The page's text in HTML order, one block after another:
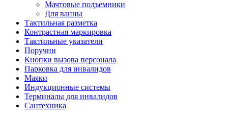
Мачтовые подъемники
Для ванны
Тактильная разметка
Контрастная маркировка
Тактильные указатели
Поручни
Кнопки вызова персонала
Парковка для инвалидов
Маяки
Индукционные системы
Терминалы для инвалидов
Сантехника